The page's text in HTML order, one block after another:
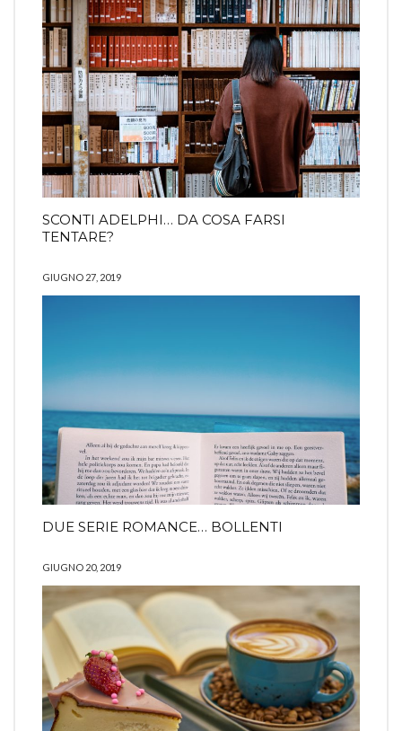
SCONTI ADELPHI… DA COSA FARSI
TENTARE?
GIUGNO 27, 2019
DUE SERIE ROMANCE… BOLLENTI
GIUGNO 20, 2019